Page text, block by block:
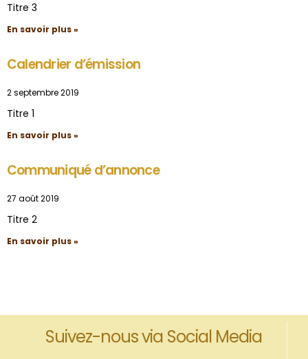
Titre 3
En savoir plus »
Calendrier d’émission
2 septembre 2019
Titre 1
En savoir plus »
Communiqué d’annonce
27 août 2019
Titre 2
En savoir plus »
Suivez-nous via Social Media